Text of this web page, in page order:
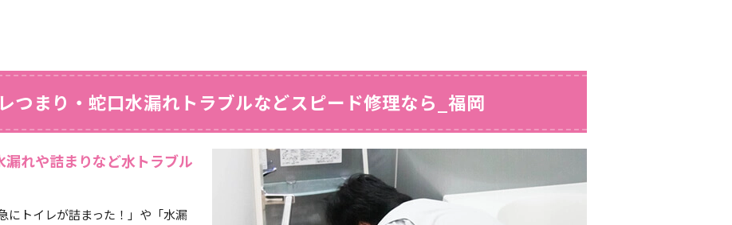
つまり・蛇口水漏れトラブルなどスピード修理なら_福岡
れや詰まりなど水トラブル
にトイレが詰まった！」や「水漏